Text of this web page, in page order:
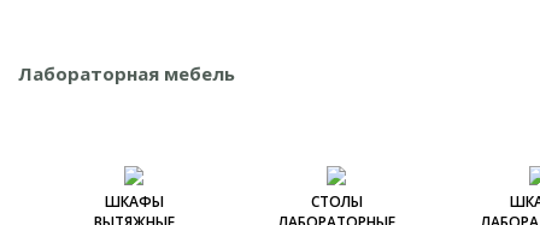
Лабораторная мебель
ШКАФЫ
СТОЛЫ